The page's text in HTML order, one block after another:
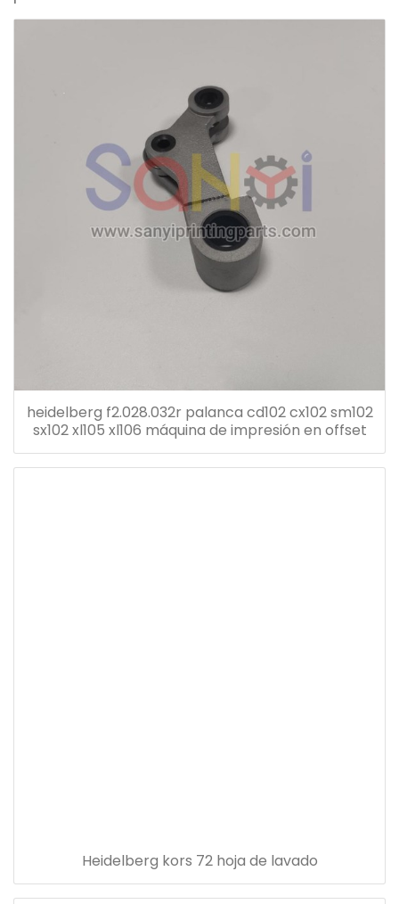
heidelberg f2.028.032r palanca cd102 cx102 sm102
sx102 xl105 xl106 máquina de impresión en offset
Heidelberg kors 72 hoja de lavado